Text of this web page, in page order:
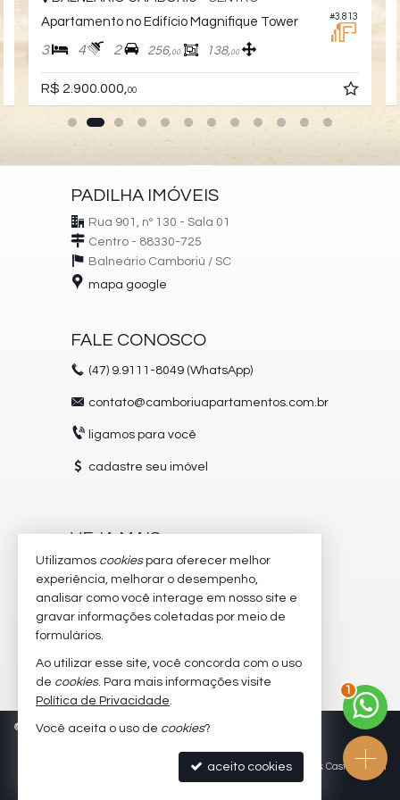
#3.813
Apartamento no Edifício Magnifique Tower
3 4 2 256,00 138,00
R$ 2.900.000, 00
PADILHA IMÓVEIS
Rua 901, nº 130 - Sala 01
Centro - 88330-725
Balneário Camboriú / SC
mapa google
FALE CONOSCO
(47) 9.9111-8049 (WhatsApp)
contato@camboriuapartamentos.com.br
ligamos para você
cadastre seu imóvel
VEJA MAIS
receba nosso newsletter
trabalhe conosco
imóveis favoritos
mapa de imóveis
© 2026 CRECI/SC 5504-J Política de Privacidade
Site para imobiliárias: Castel Digital
Utilizamos cookiespara oferecer melhor
experiência, melhorar o desempenho,
analisar como você interage em nosso site e
gravar informações coletadas por meio de
formulários.
Ao utilizar esse site, você concorda com o uso
de cookies. Para mais informações visite
Política de Privacidade.
Você aceita o uso de cookies?
aceito cookies